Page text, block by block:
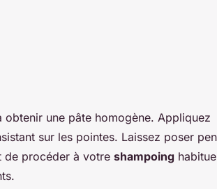
obtenir une pâte homogène. Appliquez
sur les pointes. Laissez poser
de procéder à votre shampoing